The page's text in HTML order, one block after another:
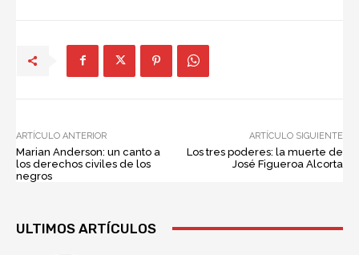
ARTÍCULO ANTERIOR
Marian Anderson: un canto a
los derechos civiles de los
negros
ARTÍCULO SIGUIENTE
Los tres poderes: la muerte de
José Figueroa Alcorta
ULTIMOS ARTÍCULOS